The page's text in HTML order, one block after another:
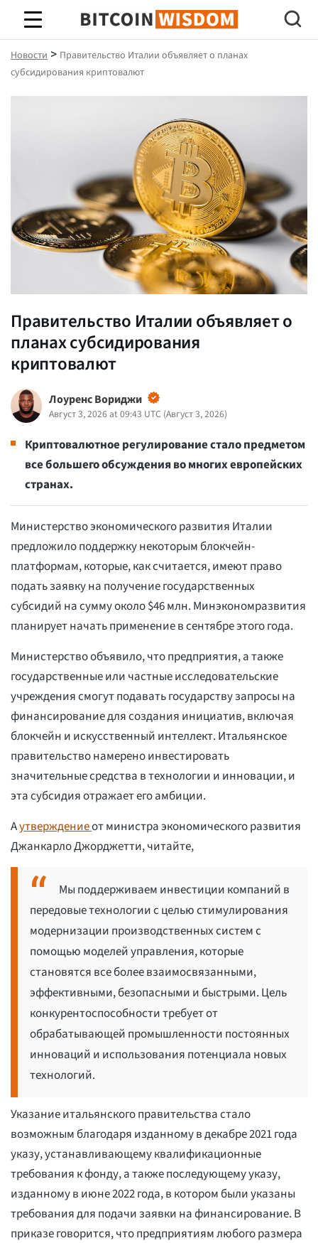
Биткойн Мудрость
Новости > Правительство Италии объявляет о планах
субсидирования криптовалют
Правительство Италии объявляет о
планах субсидирования
криптовалют
Лоуренс Вориджи
Август 3, 2026 at 09:43 UTC (Август 3, 2026)
Криптовалютное регулирование стало предметом
все большего обсуждения во многих европейских
странах.
Министерство экономического развития Италии
предложило поддержку некоторым блокчейн-
платформам, которые, как считается, имеют право
подать заявку на получение государственных
субсидий на сумму около $46 млн. Минэкономразвития
планирует начать применение в сентябре этого года.
Министерство объявило, что предприятия, а также
государственные или частные исследовательские
учреждения смогут подавать государству запросы на
финансирование для создания инициатив, включая
блокчейн и искусственный интеллект. Итальянское
правительство намерено инвестировать
значительные средства в технологии и инновации, и
эта субсидия отражает его амбиции.
Аутверждениеот министра экономического развития
Джанкарло Джорджетти, читайте,
Мы поддерживаем инвестиции компаний в
передовые технологии с целью стимулирования
модернизации производственных систем с
помощью моделей управления, которые
становятся все более взаимосвязанными,
эффективными, безопасными и быстрыми. Цель
конкурентоспособности требует от
обрабатывающей промышленности постоянных
инноваций и использования потенциала новых
технологий.
Указание итальянского правительства стало
возможным благодаря изданному в декабре 2021 года
указу, устанавливающему квалификационные
требования к фонду, а также последующему указу,
изданному в июне 2022 года, в котором были указаны
требования для подачи заявки на финансирование. В
приказе говорится, что предприятиям любого размера